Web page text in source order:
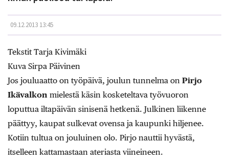
09.12.2013 13:45
Tekstit Tarja Kivimäki
Kuva Sirpa Päivinen
Jos jouluaatto on työpäivä, joulun tunnelma on Pirjo
Ikävalkon mielestä käsin kosketeltava työvuoron
loputtua iltapäivän sinisenä hetkenä. Julkinen liikenne
päättyy, kaupat sulkevat ovensa ja kaupunki hiljenee.
Kotiin tultua on jouluinen olo. Pirjo nauttii hyvästä,
itselleen kattamastaan ateriasta viineineen.